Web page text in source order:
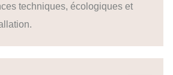
techniques, écologiques et